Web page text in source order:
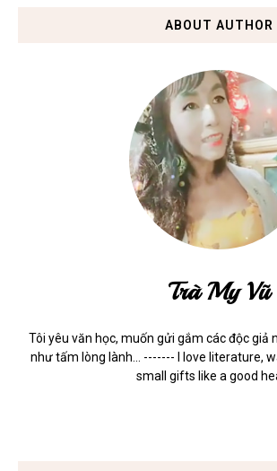
ABOUT AUTHOR
Trà My Vũ
Tôi yêu văn học, muốn gửi gắm các độc giả
như tấm lòng lành... ------- I love literature,
small gifts like a good